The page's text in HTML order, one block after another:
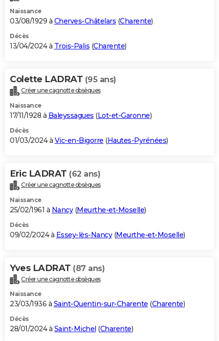
Naissance
03/08/1929 à Cherves-Châtelars (Charente)
Décès
13/04/2024 à Trois-Palis (Charente)
Colette LADRAT (95 ans)
Créer une cagnotte obsèques
Naissance
17/11/1928 à Baleyssagues (Lot-et-Garonne)
Décès
01/03/2024 à Vic-en-Bigorre (Hautes-Pyrénées)
Eric LADRAT (62 ans)
Créer une cagnotte obsèques
Naissance
25/02/1961 à Nancy(Meurthe-et-Moselle)
Décès
09/02/2024 à Essey-lès-Nancy(Meurthe-et-Moselle)
Yves LADRAT (87 ans)
Créer une cagnotte obsèques
Naissance
23/03/1936 à Saint-Quentin-sur-Charente (Charente)
Décès
28/01/2024 à Saint-Michel (Charente)